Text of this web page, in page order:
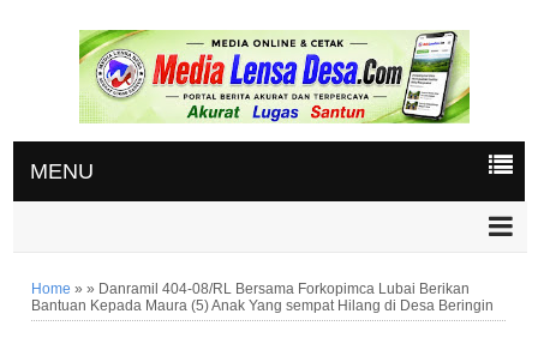
MENU
Home »» Danramil 404-08/RL Bersama Forkopimca Lubai Berikan
Bantuan Kepada Maura (5) Anak Yang sempat Hilang di Desa Beringin